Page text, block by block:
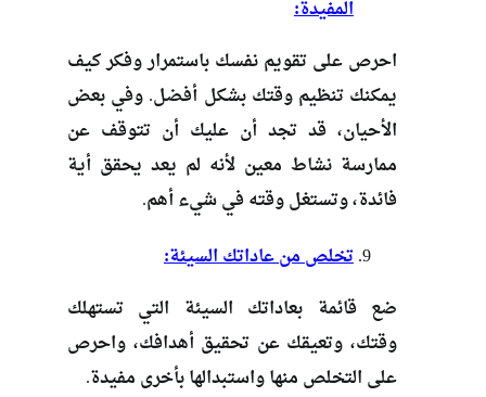
المفيدة:
احرص على تقويم نفسك باستمرار وفكر كيف
يمكنك تنظيم وقتك بشكل أفضل. وفي بعض
الأحيان، قد تجد أن عليك أن تتوقف عن
ممارسة نشاط معين لأنه لم يعد يحقق أية
فائدة، وتستغل وقته في شيء أهم.
تخلص من عاداتك السيئة:
ضع قائمة بعاداتك السيئة التي تستهلك
وقتك، وتعيقك عن تحقيق أهدافك، واحرص
على التخلص منها واستبدالها بأخرى مفيدة.